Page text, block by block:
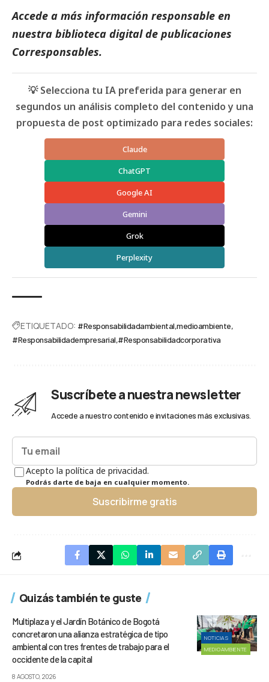
Accede a más información responsable en
nuestra biblioteca digital de publicaciones
Corresponsables.
💡 Selecciona tu IA preferida para generar en
segundos un análisis completo del contenido y una
propuesta de post optimizado para redes sociales:
Claude
ChatGPT
Google AI
Gemini
Grok
Perplexity
ETIQUETADO: #Responsabilidadambiental medioambiente
#Responsabilidadempresarial #Responsabilidadcorporativa
Suscríbete a nuestra newsletter
Accede a nuestro contenido e invitaciones más exclusivas.
Acepto la política de privacidad.
Podrás darte de baja en cualquier momento.
Suscribirme gratis
Quizás también te guste
NOTICIAS
MEDIOAMBIENTE
Multiplaza y el Jardín Botánico de Bogotá
concretaron una alianza estratégica de tipo
ambiental con tres frentes de trabajo para el
occidente de la capital
8 AGOSTO, 2026